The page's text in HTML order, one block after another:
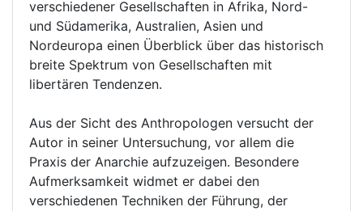
verschiedener Gesellschaften in Afrika, Nord-
und Südamerika, Australien, Asien und
Nordeuropa einen Überblick über das historisch
breite Spektrum von Gesellschaften mit
libertären Tendenzen.
Aus der Sicht des Anthropologen versucht der
Autor in seiner Untersuchung, vor allem die
Praxis der Anarchie aufzuzeigen. Besondere
Aufmerksamkeit widmet er dabei den
verschiedenen Techniken der Führung, der